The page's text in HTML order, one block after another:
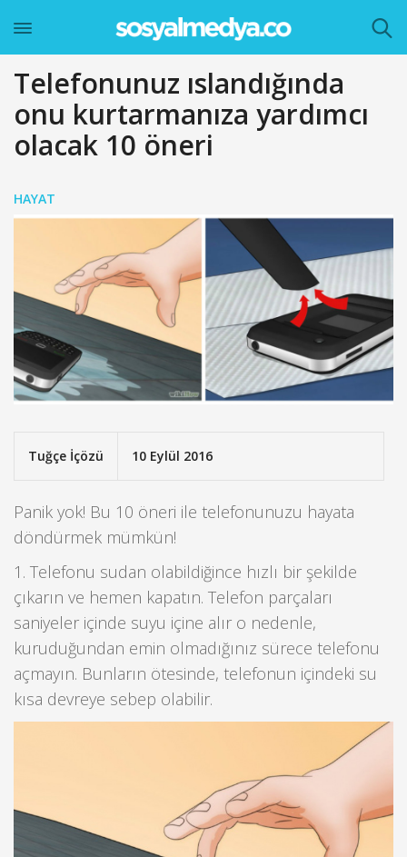
Telefonunuz ıslandığında
onu kurtarmanıza yardımcı
olacak 10 öneri
HAYAT
Tuğçe İçözü 10 Eylül 2016
Panik yok! Bu 10 öneri ile telefonunuzu hayata
döndürmek mümkün!
1. Telefonu sudan olabildiğince hızlı bir şekilde
çıkarın ve hemen kapatın. Telefon parçaları
saniyeler içinde suyu içine alır o nedenle,
kuruduğundan emin olmadığınız sürece telefonu
açmayın. Bunların ötesinde, telefonun içindeki su
kısa devreye sebep olabilir.